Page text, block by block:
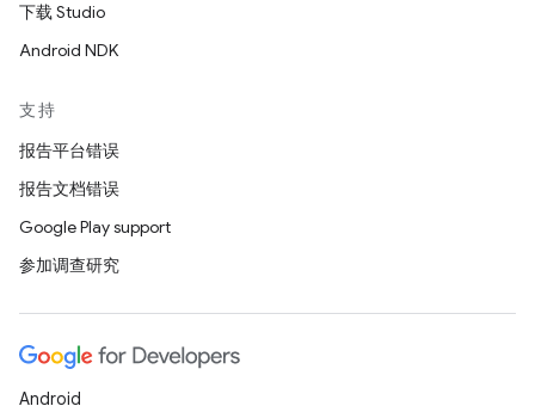
下载 Studio
Android NDK
支持
报告平台错误
报告文档错误
Google Play support
参加调查研究
Android